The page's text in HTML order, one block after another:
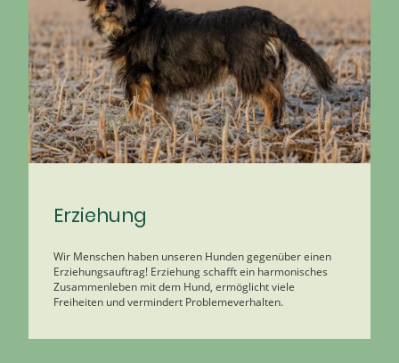
Erziehung
Wir Menschen haben unseren Hunden gegenüber einen
Erziehungsauftrag! Erziehung schafft ein harmonisches
Zusammenleben mit dem Hund, ermöglicht viele
Freiheiten und vermindert Problemeverhalten.